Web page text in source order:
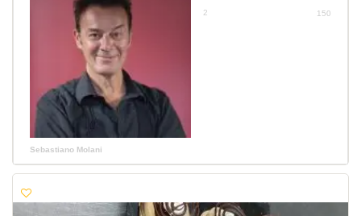
Sebastiano Molani
2 150